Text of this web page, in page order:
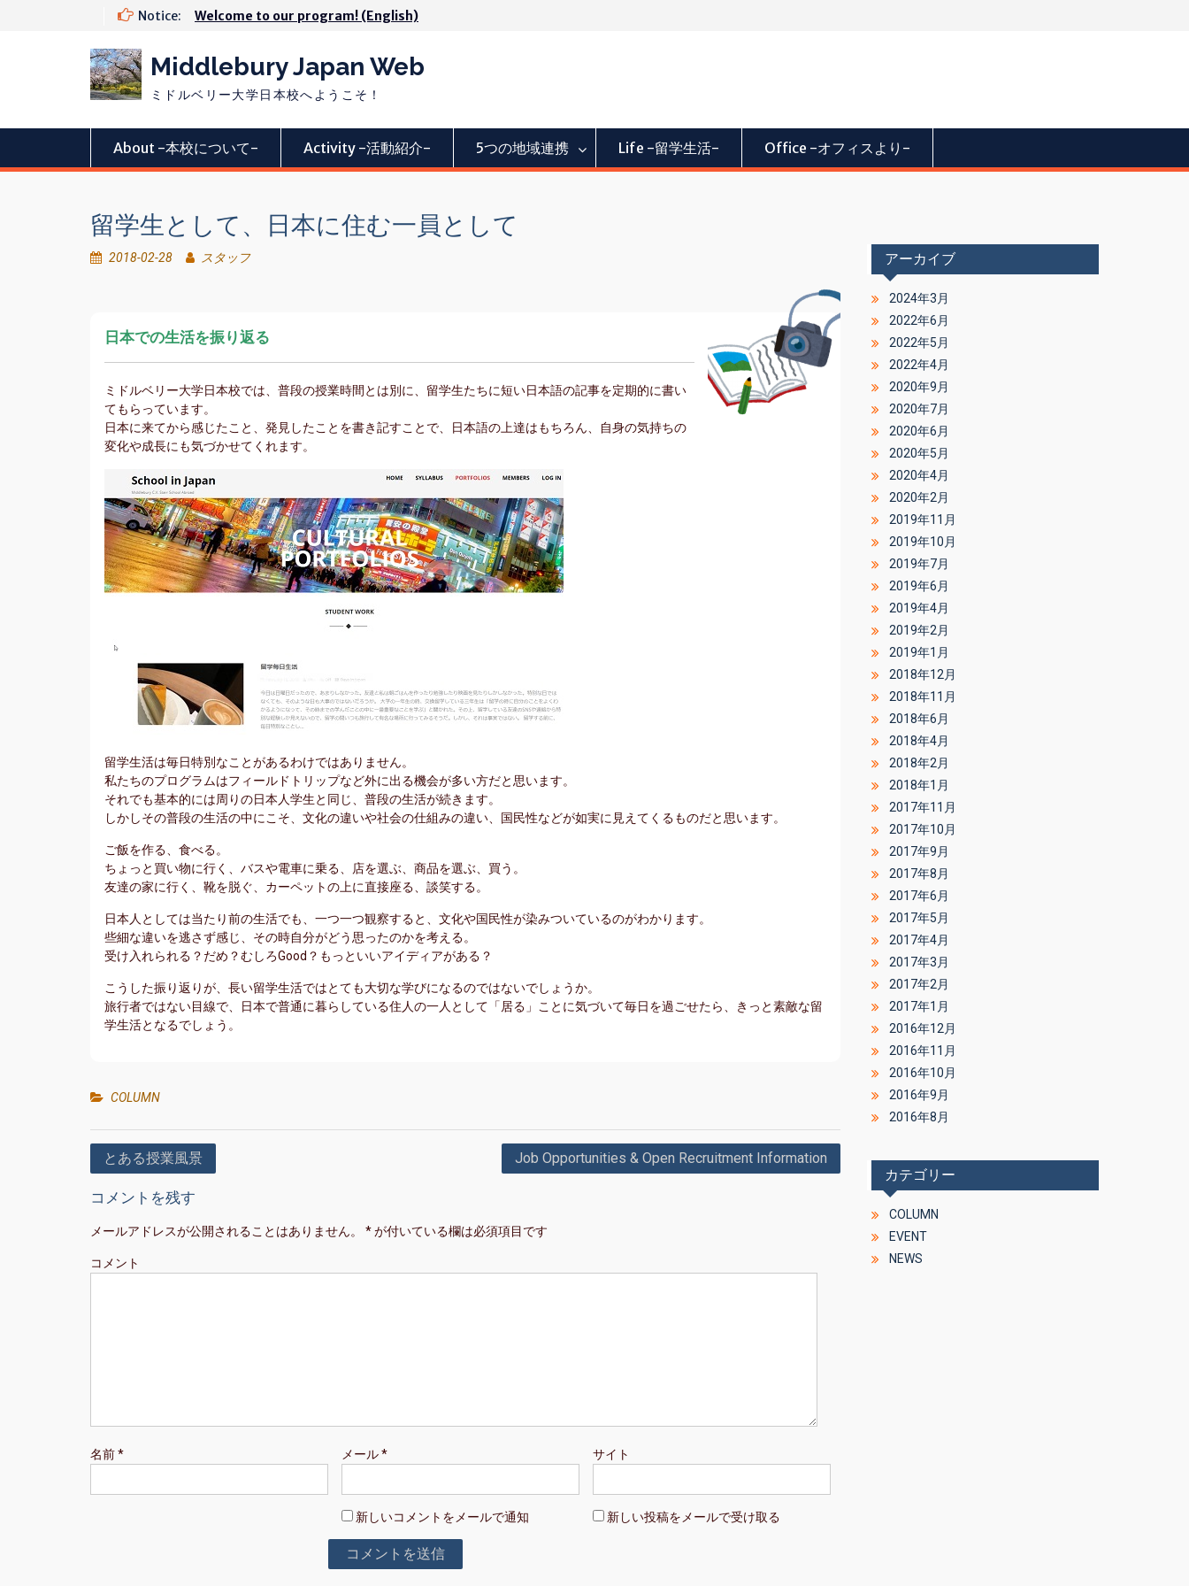
Notice: Welcome to our program! (English)
Middlebury Japan Web
ミドルベリー大学日本校へようこそ！
About -本校について- Activity -活動紹介- 5つの地域連携 Life -留学生活- Office -オフィスより-
留学生として、日本に住む一員として
2018-02-28 スタッフ
日本での生活を振り返る
ミドルベリー大学日本校では、普段の授業時間とは別に、留学生たちに短い日本語の記事を定期的に書い
てもらっています。
日本に来てから感じたこと、発見したことを書き記すことで、日本語の上達はもちろん、自身の気持ちの
変化や成長にも気づかせてくれます。
留学生活は毎日特別なことがあるわけではありません。
私たちのプログラムはフィールドトリップなど外に出る機会が多い方だと思います。
それでも基本的には周りの日本人学生と同じ、普段の生活が続きます。
しかしその普段の生活の中にこそ、文化の違いや社会の仕組みの違い、国民性などが如実に見えてくるものだと思います。
ご飯を作る、食べる。
ちょっと買い物に行く、バスや電車に乗る、店を選ぶ、商品を選ぶ、買う。
友達の家に行く、靴を脱ぐ、カーペットの上に直接座る、談笑する。
日本人としては当たり前の生活でも、一つ一つ観察すると、文化や国民性が染みついているのがわかります。
些細な違いを逃さず感じ、その時自分がどう思ったのかを考える。
受け入れられる？だめ？むしろGood？もっといいアイディアがある？
こうした振り返りが、長い留学生活ではとても大切な学びになるのではないでしょうか。
旅行者ではない目線で、日本で普通に暮らしている住人の一人として「居る」ことに気づいて毎日を過ごせたら、きっと素敵な留
学生活となるでしょう。
COLUMN
投
ナ
ビ
ゲ
とある授業風景 Job Opportunities & Open Recruitment Information
コメントを残す
メールアドレスが公開されることはありません。 *が付いている欄は必須項目です
コメント
名前* メール* サイト
新しいコメントをメールで通知 新しい投稿をメールで受け取る
アーカイブ
2024年3月
2022年6月
2022年5月
2022年4月
2020年9月
2020年7月
2020年6月
2020年5月
2020年4月
2020年2月
2019年11月
2019年10月
2019年7月
2019年6月
2019年4月
2019年2月
2019年1月
2018年12月
2018年11月
2018年6月
2018年4月
2018年2月
2018年1月
2017年11月
2017年10月
2017年9月
2017年8月
2017年6月
2017年5月
2017年4月
2017年3月
2017年2月
2017年1月
2016年12月
2016年11月
2016年10月
2016年9月
2016年8月
カテゴリー
COLUMN
EVENT
NEWS